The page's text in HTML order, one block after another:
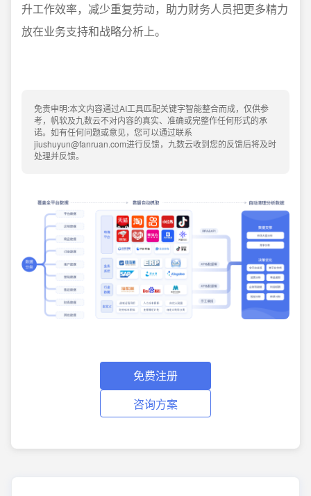
升工作效率，减少重复劳动，助力财务人员把更多精力
放在业务支持和战略分析上。
免责申明:本文内容通过AI工具匹配关键字智能整合而成，仅供参
考，帆软及九数云不对内容的真实、准确或完整作任何形式的承
诺。如有任何问题或意见，您可以通过联系
jiushuyun@fanruan.com进行反馈，九数云收到您的反馈后将及时
处理并反馈。
免费注册
咨询方案